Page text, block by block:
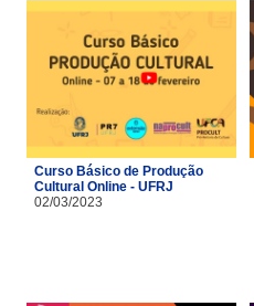
Curso Básico de Produção
Cultural Online - UFRJ
02/03/2023